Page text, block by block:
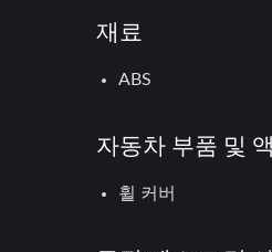
재료
ABS
자동차 부품 및
휠 커버